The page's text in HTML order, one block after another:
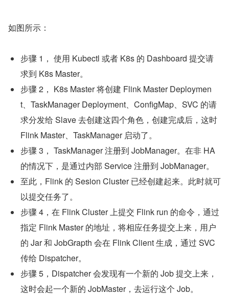
如图所示：
步骤 1， 使用 Kubectl 或者 K8s 的 Dashboard 提交请
求到 K8s Master。
步骤 2， K8s Master 将创建 Flink Master Deploymen
t、TaskManager Deployment、ConfigMap、SVC 的请
求分发给 Slave 去创建这四个角色，创建完成后，这时
Flink Master、TaskManager 启动了。
步骤 3， TaskManager 注册到 JobManager。在非 HA
的情况下，是通过内部 Service 注册到 JobManager。
至此，Flink 的 Sesion Cluster 已经创建起来。此时就可
以提交任务了。
步骤 4，在 Flink Cluster 上提交 Flink run 的命令，通过
指定 Flink Master 的地址，将相应任务提交上来，用户
的 Jar 和 JobGrapth 会在 Flink Client 生成，通过 SVC
传给 Dispatcher。
步骤 5，Dispatcher 会发现有一个新的 Job 提交上来，
这时会起一个新的 JobMaster，去运行这个 Job。